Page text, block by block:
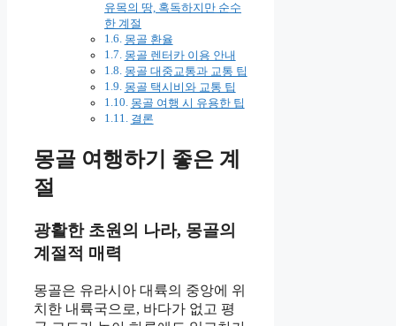
유목의 땅, 혹독하지만 순수
한 계절
몽골 환율
몽골 렌터카 이용 안내
몽골 대중교통과 교통 팁
몽골 택시비와 교통 팁
몽골 여행 시 유용한 팁
결론
몽골 여행하기 좋은 계
절
광활한 초원의 나라, 몽골의
계절적 매력
몽골은 유라시아 대륙의 중앙에 위
치한 내륙국으로, 바다가 없고 평